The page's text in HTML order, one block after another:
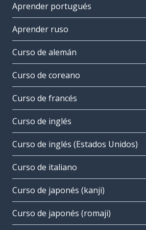
Aprender portugués
Aprender ruso
Curso de alemán
Curso de coreano
Curso de francés
Curso de inglés
Curso de inglés (Estados Unidos)
Curso de italiano
Curso de japonés (kanji)
Curso de japonés (romaji)